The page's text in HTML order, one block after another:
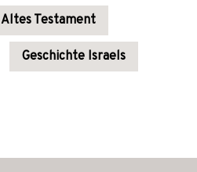
Altes Testament
Geschichte Israels